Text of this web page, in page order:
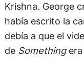
Krishna. George
había escrito la
debía a que el
de Something